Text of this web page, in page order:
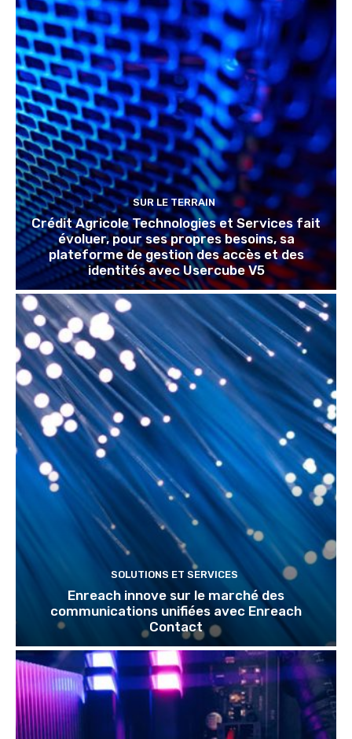
SUR LE TERRAIN
Crédit Agricole Technologies et Services fait
évoluer, pour ses propres besoins, sa
plateforme de gestion des accès et des
identités avec Usercube V5
SOLUTIONS ET SERVICES
Enreach innove sur le marché des
communications unifiées avec Enreach
Contact